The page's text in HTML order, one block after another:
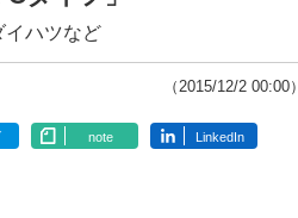
イハツなど
（2015/12/2 00:00）
note LinkedIn